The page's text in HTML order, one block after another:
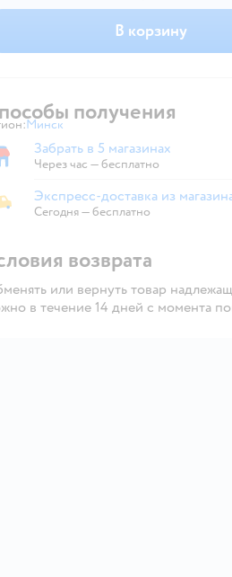
магазине — по ценам сайта
В корзину
получения
Выбор адреса доставки.
Минск
в магазине
Забрать в 5 магазинах
Через час — бесплатно
доставка из магазина
Экспресс-доставка из
Сегодня—бесплатно
возврата
или вернуть товар
в течение 14 дней с момента